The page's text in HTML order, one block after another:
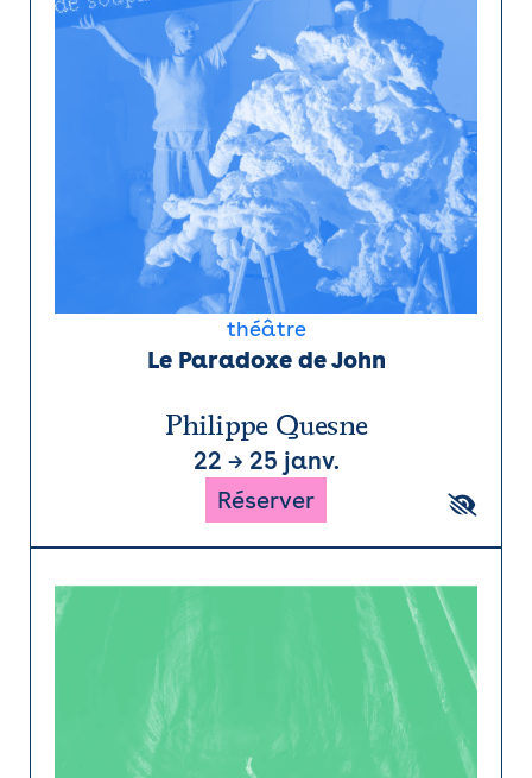
théâtre
Le Paradoxe de John
Philippe Quesne
22 → 25 janv.
Réserver